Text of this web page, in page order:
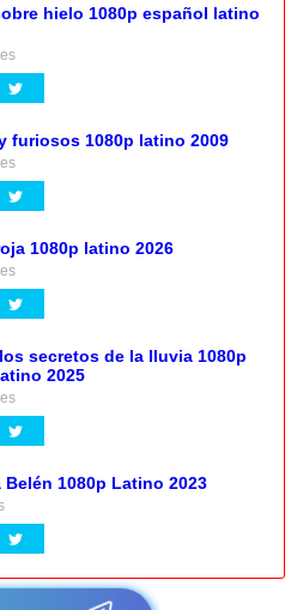
hielo 1080p español latino
furiosos 1080p latino 2009
1080p latino 2026
secretos de la lluvia 1080p
2025
Belén 1080p Latino 2023